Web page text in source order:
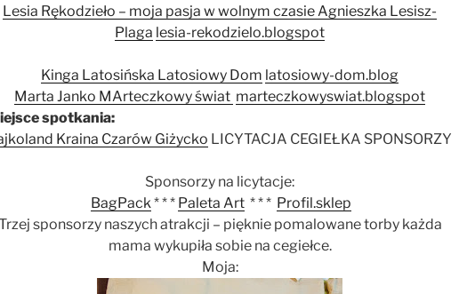
Lesia Rękodzieło – moja pasja w wolnym czasie Agnieszka Lesisz-
Plaga lesia-rekodzielo.blogspot
Kinga Latosińska Latosiowy Dom latosiowy-dom.blog
Marta Janko MArteczkowy świat marteczkowyswiat.blogspot
spotkania:
Kraina Czarów Giżycko LICYTACJA CEGIEŁKA SPONSORZY
Sponsorzy na licytacje:
BagPack* * * Paleta Art * * * Profil.sklep
sponsorzy naszych atrakcji – pięknie pomalowane torby każda
mama wykupiła sobie na cegiełce.
Moja: